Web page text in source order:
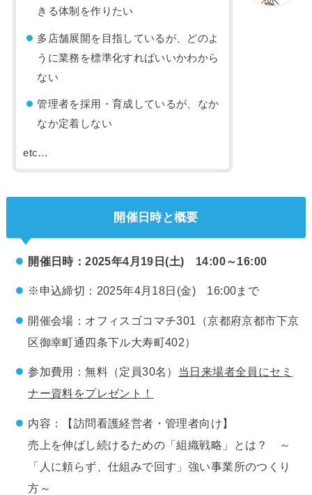
きる体制を作りたい
多店舗展開を目指しているが、どのよ
うに業務を標準化すればいいかわから
ない
管理者を採用・育成しているが、なか
なか定着しない
etc…
開催日時と概要
開催日時：2025年4月19日(土) 14:00～16:00
※申込締切：2025年4月18日(金) 16:00まで
開催会場：オフィスゴコマチ301 （京都府京都市下京
区御幸町通四条下ル大寿町402）
参加費用：無料（定員30名） 当日来場者全員にセミ
ナー資料をプレゼント！
内容：【訪問看護経営者・管理者向け】
売上を伸ばし続けるための「組織戦略」とは？ ～
「人に頼らず、仕組みで回す」強い事業所のつくり
方～